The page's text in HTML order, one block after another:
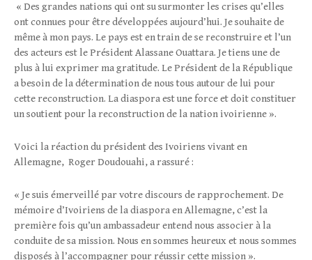
« Des grandes nations qui ont su surmonter les crises qu’elles
ont connues pour être développées aujourd’hui. Je souhaite de
même à mon pays. Le pays est en train de se reconstruire et l’un
des acteurs est le Président Alassane Ouattara. Je tiens une de
plus à lui exprimer ma gratitude. Le Président de la République
a besoin de la détermination de nous tous autour de lui pour
cette reconstruction. La diaspora est une force et doit constituer
un soutient pour la reconstruction de la nation ivoirienne ».
Voici la réaction du président des Ivoiriens vivant en
Allemagne, Roger Doudouahi, a rassuré :
« Je suis émerveillé par votre discours de rapprochement. De
mémoire d’Ivoiriens de la diaspora en Allemagne, c’est la
première fois qu’un ambassadeur entend nous associer à la
conduite de sa mission. Nous en sommes heureux et nous sommes
disposés à l’accompagner pour réussir cette mission ».